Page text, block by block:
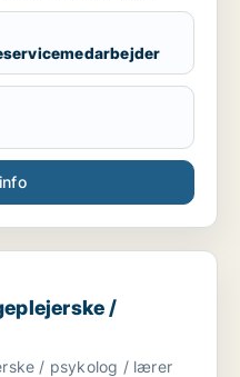
my
my experience
projects, I
abilities.
/ psykolog / lærer
/
/ psykolog / lærer